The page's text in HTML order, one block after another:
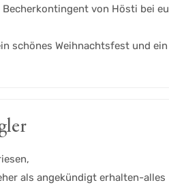
Becherkontingent von Hösti bei
schönes Weihnachtsfest und
als angekündigt erhalten-alles